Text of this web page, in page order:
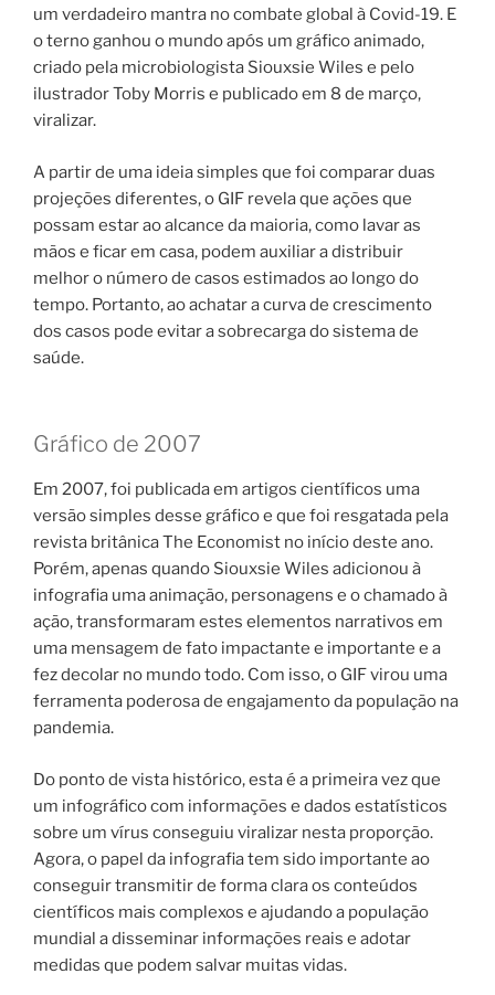
um verdadeiro mantra no combate global à Covid-19. E
o terno ganhou o mundo após um gráfico animado,
criado pela microbiologista Siouxsie Wiles e pelo
ilustrador Toby Morris e publicado em 8 de março,
viralizar.
A partir de uma ideia simples que foi comparar duas
projeções diferentes, o GIF revela que ações que
possam estar ao alcance da maioria, como lavar as
mãos e ficar em casa, podem auxiliar a distribuir
melhor o número de casos estimados ao longo do
tempo. Portanto, ao achatar a curva de crescimento
dos casos pode evitar a sobrecarga do sistema de
saúde.
Gráfico de 2007
Em 2007, foi publicada em artigos científicos uma
versão simples desse gráfico e que foi resgatada pela
revista britânica The Economist no início deste ano.
Porém, apenas quando Siouxsie Wiles adicionou à
infografia uma animação, personagens e o chamado à
ação, transformaram estes elementos narrativos em
uma mensagem de fato impactante e importante e a
fez decolar no mundo todo. Com isso, o GIF virou uma
ferramenta poderosa de engajamento da população na
pandemia.
Do ponto de vista histórico, esta é a primeira vez que
um infográfico com informações e dados estatísticos
sobre um vírus conseguiu viralizar nesta proporção.
Agora, o papel da infografia tem sido importante ao
conseguir transmitir de forma clara os conteúdos
científicos mais complexos e ajudando a população
mundial a disseminar informações reais e adotar
medidas que podem salvar muitas vidas.